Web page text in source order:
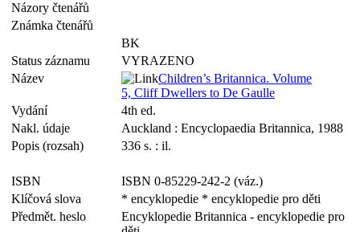
Názory čtenářů
Známka čtenářů
BK
Status záznamu
VYRAZENO
Název
Children’s Britannica. Volume
5, Cliff Dwellers to De Gaulle
Vydání
4th ed.
Nakl. údaje
Auckland : Encyclopaedia Britannica, 1988
Popis (rozsah)
336 s. : il.
ISBN
ISBN 0-85229-242-2 (váz.)
Klíčová slova
* encyklopedie * encyklopedie pro děti
Předmět. heslo
Encyklopedie Britannica - encyklopedie pro